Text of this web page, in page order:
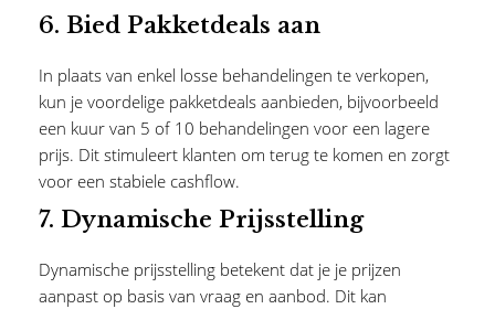
6. Bied Pakketdeals aan
In plaats van enkel losse behandelingen te verkopen,
kun je voordelige pakketdeals aanbieden, bijvoorbeeld
een kuur van 5 of 10 behandelingen voor een lagere
prijs. Dit stimuleert klanten om terug te komen en zorgt
voor een stabiele cashflow.
7. Dynamische Prijsstelling
Dynamische prijsstelling betekent dat je je prijzen
aanpast op basis van vraag en aanbod. Dit kan